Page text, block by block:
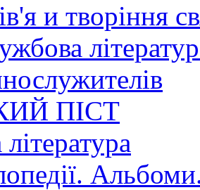
и творіння
ПІСТ